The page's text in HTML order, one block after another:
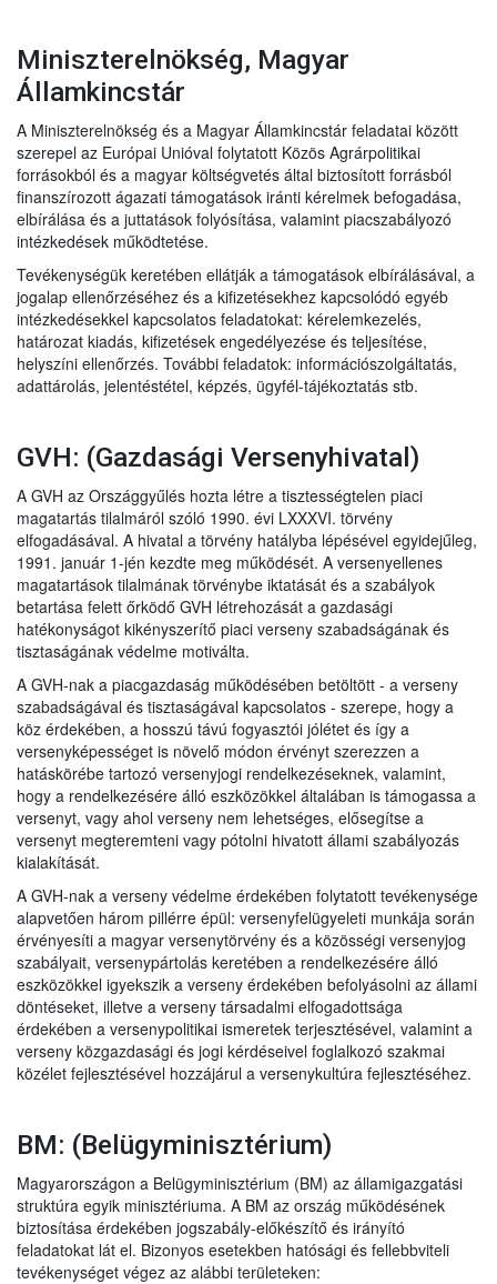
Miniszterelnökség, Magyar
Államkincstár
A Miniszterelnökség és a Magyar Államkincstár feladatai között
szerepel az Európai Unióval folytatott Közös Agrárpolitikai
forrásokból és a magyar költségvetés által biztosított forrásból
finanszírozott ágazati támogatások iránti kérelmek befogadása,
elbírálása és a juttatások folyósítása, valamint piacszabályozó
intézkedések működtetése.
Tevékenységük keretében ellátják a támogatások elbírálásával, a
jogalap ellenőrzéséhez és a kifizetésekhez kapcsolódó egyéb
intézkedésekkel kapcsolatos feladatokat: kérelemkezelés,
határozat kiadás, kifizetések engedélyezése és teljesítése,
helyszíni ellenőrzés. További feladatok: információszolgáltatás,
adattárolás, jelentéstétel, képzés, ügyfél-tájékoztatás stb.
GVH: (Gazdasági Versenyhivatal)
A GVH az Országgyűlés hozta létre a tisztességtelen piaci
magatartás tilalmáról szóló 1990. évi LXXXVI. törvény
elfogadásával. A hivatal a törvény hatályba lépésével egyidejűleg,
1991. január 1-jén kezdte meg működését. A versenyellenes
magatartások tilalmának törvénybe iktatását és a szabályok
betartása felett őrködő GVH létrehozását a gazdasági
hatékonyságot kikényszerítő piaci verseny szabadságának és
tisztaságának védelme motiválta.
A GVH-nak a piacgazdaság működésében betöltött - a verseny
szabadságával és tisztaságával kapcsolatos - szerepe, hogy a
köz érdekében, a hosszú távú fogyasztói jólétet és így a
versenyképességet is növelő módon érvényt szerezzen a
hatáskörébe tartozó versenyjogi rendelkezéseknek, valamint,
hogy a rendelkezésére álló eszközökkel általában is támogassa a
versenyt, vagy ahol verseny nem lehetséges, elősegítse a
versenyt megteremteni vagy pótolni hivatott állami szabályozás
kialakítását.
A GVH-nak a verseny védelme érdekében folytatott tevékenysége
alapvetően három pillérre épül: versenyfelügyeleti munkája során
érvényesíti a magyar versenytörvény és a közösségi versenyjog
szabályait, versenypártolás keretében a rendelkezésére álló
eszközökkel igyekszik a verseny érdekében befolyásolni az állami
döntéseket, illetve a verseny társadalmi elfogadottsága
érdekében a versenypolitikai ismeretek terjesztésével, valamint a
verseny közgazdasági és jogi kérdéseivel foglalkozó szakmai
közélet fejlesztésével hozzájárul a versenykultúra fejlesztéséhez.
BM: (Belügyminisztérium)
Magyarországon a Belügyminisztérium (BM) az államigazgatási
struktúra egyik minisztériuma. A BM az ország működésének
biztosítása érdekében jogszabály-előkészítő és irányító
feladatokat lát el. Bizonyos esetekben hatósági és fellebbviteli
tevékenységet végez az alábbi területeken: